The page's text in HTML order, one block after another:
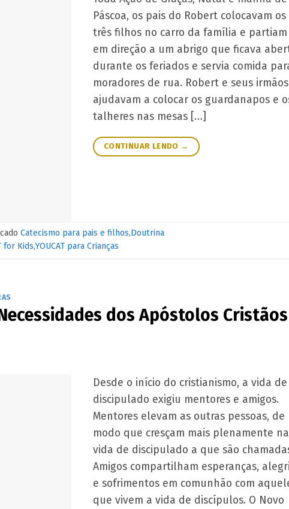
Páscoa, os pais do Robert colocavam os
três filhos no carro da família e partiam
em direção a um abrigo que ficava
durante os feriados e servia comida
moradores de rua. Robert e seus irmãos
ajudavam a colocar os guardanapos e
talheres nas mesas […]
CONTINUAR LENDO →
Catecismo para pais e filhos,Doutrina
for Kids,YOUCAT para Crianças
dos Apóstolos Cristãos
Desde o início do cristianismo, a vida de
discipulado exigiu mentores e amigos.
Mentores elevam as outras pessoas, de
modo que cresçam mais plenamente na
vida de discipulado a que são
Amigos compartilham esperanças,
e sofrimentos em comunhão com
que vivem a vida de discípulos. O Novo